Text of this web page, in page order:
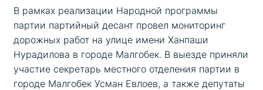
В рамках реализации Народной программы
партии партийный десант провел мониторинг
дорожных работ на улице имени Ханпаши
Нурадилова в городе Малгобек. В выезде приняли
участие секретарь местного отделения партии в
городе Малгобек Усман Евлоев, а также депутаты